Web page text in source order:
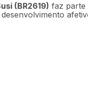
(BR2619) faz parte